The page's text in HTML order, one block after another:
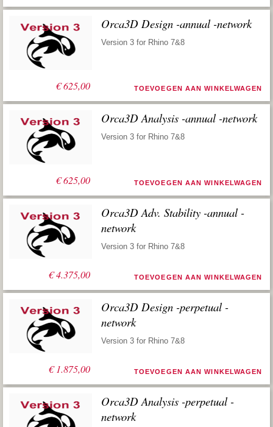
€625,00
Orca3D Design -annual -network
Version 3 for Rhino 7&8
TOEVOEGEN AAN WINKELWAGEN
€625,00
Orca3D Analysis -annual -network
Version 3 for Rhino 7&8
TOEVOEGEN AAN WINKELWAGEN
€4.375,00
Orca3D Adv. Stability -annual -
network
Version 3 for Rhino 7&8
TOEVOEGEN AAN WINKELWAGEN
€1.875,00
Orca3D Design -perpetual -
network
Version 3 for Rhino 7&8
TOEVOEGEN AAN WINKELWAGEN
Orca3D Analysis -perpetual -
network